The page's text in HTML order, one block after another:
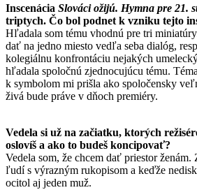
Inscenácia Slováci ožijú. Hymna pre 21.
triptych. Čo bol podnet k vzniku tejto
Hľadala som tému vhodnú pre tri
dať na jedno miesto vedľa seba dialóg,
kolegiálnu konfrontáciu nejakých
hľadala spoločnú zjednocujúcu tému.
k symbolom mi prišla ako spoločensky
živá bude práve v dňoch premiéry.
Vedela si už na začiatku, ktorých
oslovíš a ako to budeš koncipovať?
Vedela som, že chcem dať priestor
ľudí s výrazným rukopisom a keďže
ocitol aj jeden muž.